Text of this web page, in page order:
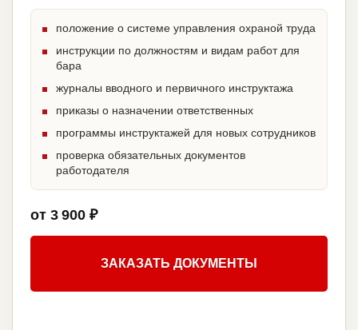
положение о системе управления охраной труда
инструкции по должностям и видам работ для
бара
журналы вводного и первичного инструктажа
приказы о назначении ответственных
программы инструктажей для новых сотрудников
проверка обязательных документов
работодателя
от 3 900 ₽
ЗАКАЗАТЬ ДОКУМЕНТЫ